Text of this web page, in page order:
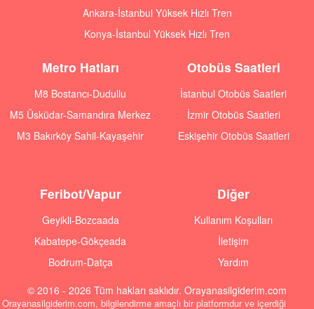
Ankara-İstanbul Yüksek Hızlı Tren
Konya-İstanbul Yüksek Hızlı Tren
Metro Hatları
M8 Bostancı-Dudullu
M5 Üsküdar-Samandıra Merkez
M3 Bakırköy Sahil-Kayaşehir
Otobüs Saatleri
İstanbul Otobüs Saatleri
İzmir Otobüs Saatleri
Eskişehir Otobüs Saatleri
Feribot/Vapur
Geyikli-Bozcaada
Kabatepe-Gökçeada
Bodrum-Datça
Diğer
Kullanım Koşulları
İletişim
Yardım
© 2016 - 2026 Tüm hakları saklıdır. Orayanasilgiderim.com
Orayanasilgiderim.com, bilgilendirme amaçlı bir platformdur ve içerdiği